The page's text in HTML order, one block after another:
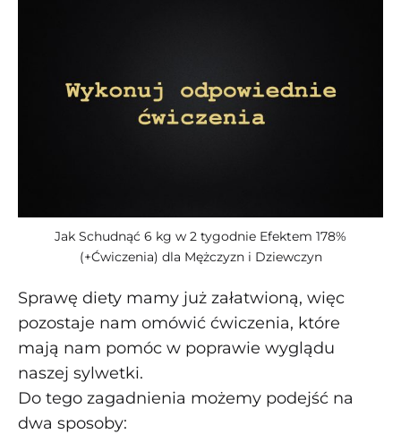
Jak Schudnąć 6 kg w 2 tygodnie Efektem 178%
(+Ćwiczenia) dla Mężczyzn i Dziewczyn
Sprawę diety mamy już załatwioną, więc
pozostaje nam omówić ćwiczenia, które
mają nam pomóc w poprawie wyglądu
naszej sylwetki.
Do tego zagadnienia możemy podejść na
dwa sposoby: